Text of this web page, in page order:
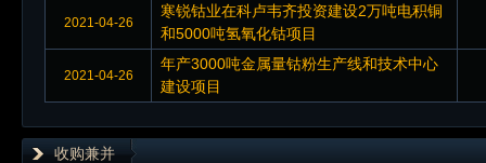
2021-04-26
寒锐钴业在科卢韦齐投资建设2万吨电积铜
和5000吨氢氧化钴项目
2021-04-26
年产3000吨金属量钴粉生产线和技术中心
建设项目
收购兼并